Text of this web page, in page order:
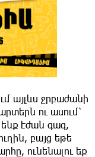
այլևս ջրբաժանի
ու ասում՝
էժան գազ,
բայց եթե
ունենալու եք